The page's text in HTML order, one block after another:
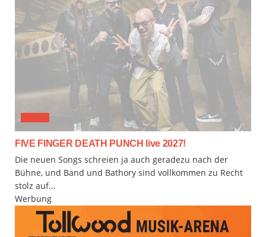
FIVE FINGER DEATH PUNCH live 2027!
Die neuen Songs schreien ja auch geradezu nach der
Bühne, und Band und Bathory sind vollkommen zu Recht
stolz auf...
Werbung